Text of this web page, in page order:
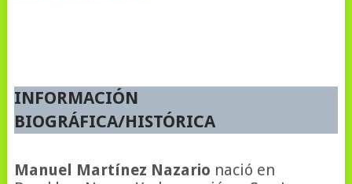
INFORMACIÓN
BIOGRÁFICA/HISTÓRICA
Manuel Martínez Nazario nació en